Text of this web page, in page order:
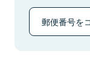
郵便番号を